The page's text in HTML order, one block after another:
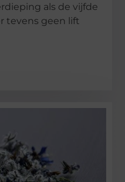
als de vijfde
tevens geen lift